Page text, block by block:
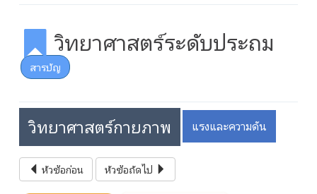
วิทยาศาสตร์ระดับประถม
สารบัญ
วิทยาศาสตร์กายภาพ แรงและความดัน
หัวข้อก่อน หัวข้อถัดไป